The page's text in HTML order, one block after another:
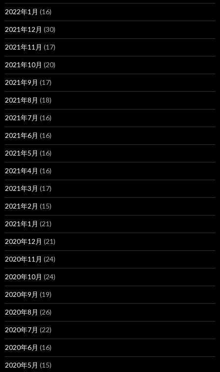
2022年1月 (16)
2021年12月 (30)
2021年11月 (17)
2021年10月 (20)
2021年9月 (17)
2021年8月 (18)
2021年7月 (16)
2021年6月 (16)
2021年5月 (16)
2021年4月 (16)
2021年3月 (17)
2021年2月 (15)
2021年1月 (21)
2020年12月 (21)
2020年11月 (24)
2020年10月 (24)
2020年9月 (19)
2020年8月 (26)
2020年7月 (22)
2020年6月 (16)
2020年5月 (15)